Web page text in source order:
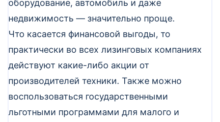
оборудование, автомобиль и даже
недвижимость — значительно проще.
Что касается финансовой выгоды, то
практически во всех лизинговых компаниях
действуют какие-либо акции от
производителей техники. Также можно
воспользоваться государственными
льготными программами для малого и